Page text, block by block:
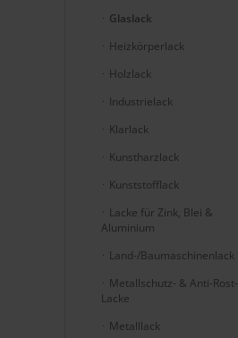
Glaslack
Heizkörperlack
Holzlack
Industrielack
Klarlack
Kunstharzlack
Kunststofflack
Lacke für Zink, Blei &
Aluminium
Land-/Baumaschinenlack
Metallschutz- & Anti-Rost-
Lacke
Metalllack